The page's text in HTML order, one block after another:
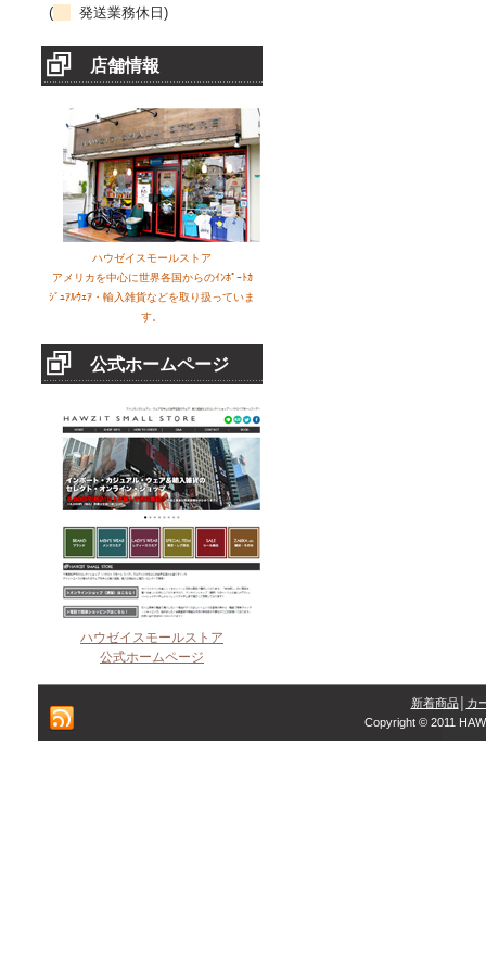
( 発送業務休日)
店舗情報
ハウゼイスモールストア
アメリカを中心に世界各国からのｲﾝﾎﾟｰﾄｶ
ｼﾞｭｱﾙｳｪｱ・輸入雑貨などを取り扱っていま
す。
公式ホームページ
ハウゼイスモールストア
公式ホームページ
新着商品│
カ
Copyright © 2011